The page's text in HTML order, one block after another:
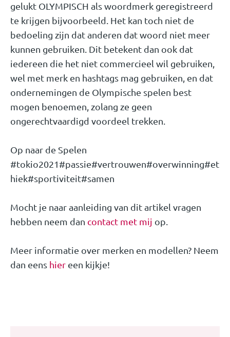
gelukt OLYMPISCH als woordmerk geregistreerd
te krijgen bijvoorbeeld. Het kan toch niet de
bedoeling zijn dat anderen dat woord niet meer
kunnen gebruiken. Dit betekent dan ook dat
iedereen die het niet commercieel wil gebruiken,
wel met merk en hashtags mag gebruiken, en dat
ondernemingen de Olympische spelen best
mogen benoemen, zolang ze geen
ongerechtvaardigd voordeel trekken.
Op naar de Spelen
#tokio2021#passie#vertrouwen#overwinning#et
hiek#sportiviteit#samen
Mocht je naar aanleiding van dit artikel vragen
hebben neem dan contact met mij op.
Meer informatie over merken en modellen? Neem
dan eens hier een kijkje!